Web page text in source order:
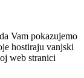
Vam pokazujemo
hostiraju vanjski
web stranici